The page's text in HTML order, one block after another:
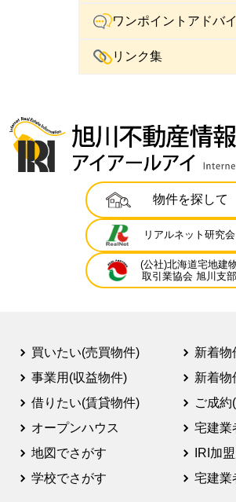
ワンポイントアドバ
リンク集
物件を探して
リアルネット研究会
(公社)北海道宅地建
取引業協会 旭川支部
買いたい(売買物件)
事業用(収益物件)
借りたい(賃貸物件)
オープンハウス
地図でさがす
学校でさがす
新着物
新着物
ご成約
宅建業
IRI加
宅建業